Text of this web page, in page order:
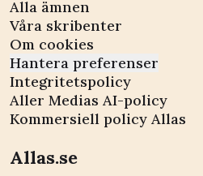
Alla ämnen
Våra skribenter
Om cookies
Hantera preferenser
Integritetspolicy
Aller Medias AI-policy
Kommersiell policy Allas
Allas.se